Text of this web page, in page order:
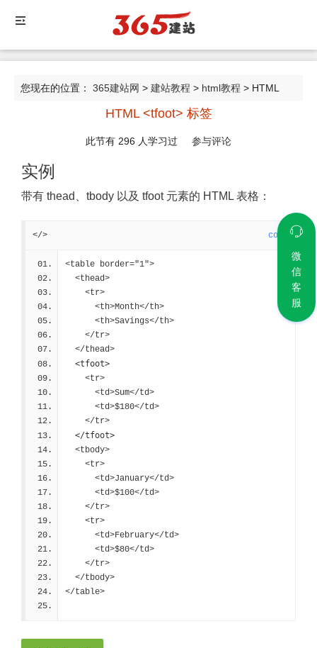
您现在的位置： 365建站网 > 建站教程 > html教程 > HTML
HTML <tfoot> 标签
此节有 296 人学习过 参与评论
实例
带有 thead、tbody 以及 tfoot 元素的 HTML 表格：
</> code
<table border="1">
  <thead>
    <tr>
      <th>Month</th>
      <th>Savings</th>
    </tr>
  </thead>
<tfoot>
    <tr>
      <td>Sum</td>
      <td>$180</td>
    </tr>
</tfoot>
  <tbody>
    <tr>
      <td>January</td>
      <td>$100</td>
    </tr>
    <tr>
      <td>February</td>
      <td>$80</td>
    </tr>
  </tbody>
</table>
微
信
客
服